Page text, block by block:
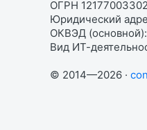
ОГРН
Юридический
ОКВЭД (основной):
Вид ИТ-
© 2014—2026 ·